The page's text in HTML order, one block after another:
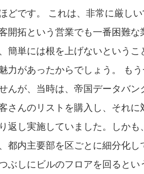
どです。 これは、非常に厳し
開拓という営業でも一番困難
簡単には根を上げないという
力があったからでしょう。 も
んが、当時は、帝国データバ
さんのリストを購入し、それ
返し実施していました。しかも
都内主要部を区ごとに細分化
ぶしにビルのフロアを回ると